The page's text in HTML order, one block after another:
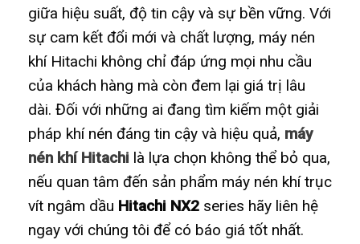
giữa hiệu suất, độ tin cậy và sự bền vững. Với
sự cam kết đổi mới và chất lượng, máy nén
khí Hitachi không chỉ đáp ứng mọi nhu cầu
của khách hàng mà còn đem lại giá trị lâu
dài. Đối với những ai đang tìm kiếm một giải
pháp khí nén đáng tin cậy và hiệu quả, máy
nén khí Hitachi là lựa chọn không thể bỏ qua,
nếu quan tâm đến sản phẩm máy nén khí trục
vít ngâm dầu Hitachi NX2 series hãy liên hệ
ngay với chúng tôi để có báo giá tốt nhất.